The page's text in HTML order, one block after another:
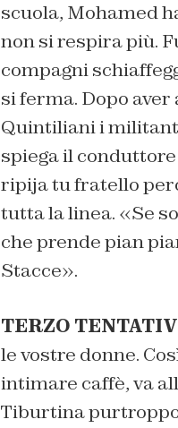
scuola, Mohamed
non si respira più.
compagni
si ferma. Dopo
Quintiliani i
spiega il
ripija tu fratello
tutta la linea. «Se
che prende pian
Stacce».
TERZO
le vostre donne.
intimare caffè, va
Tiburtina